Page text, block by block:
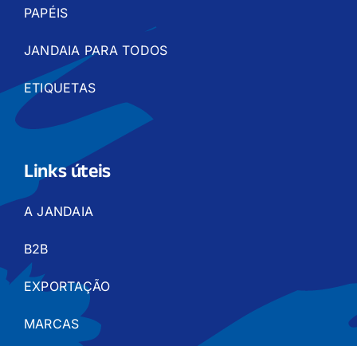
PAPÉIS
JANDAIA PARA TODOS
ETIQUETAS
Links úteis
A JANDAIA
B2B
EXPORTAÇÃO
MARCAS